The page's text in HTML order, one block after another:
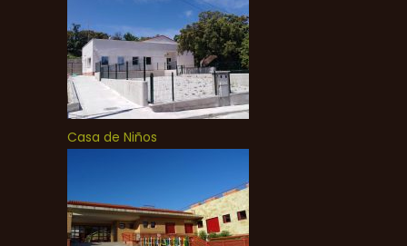
Casa de Niños